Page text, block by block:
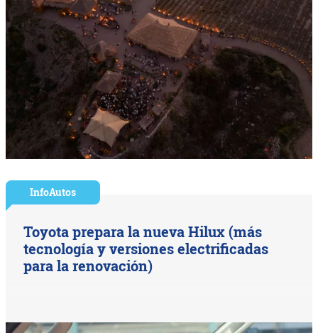
InfoAutos
Toyota prepara la nueva Hilux (más
tecnología y versiones electrificadas
para la renovación)